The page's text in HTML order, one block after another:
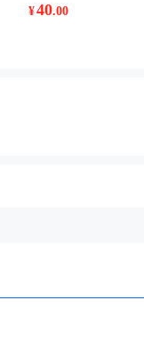
¥40.00